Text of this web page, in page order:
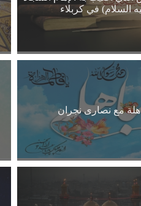
السلام) في كربلاء
مع نصارى نجران